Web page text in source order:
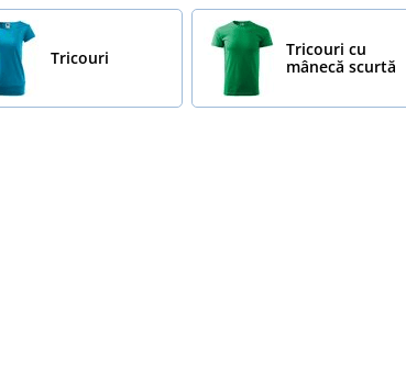
Tricouri
Tricouri cu
mânecă scurtă